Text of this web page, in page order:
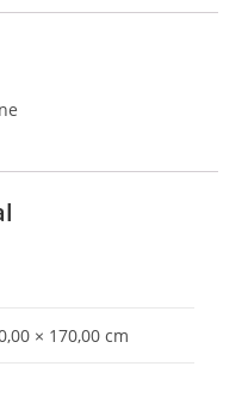
× 170,00 cm